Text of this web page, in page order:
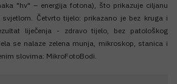
"hν" – energija fotona), što prikazuje ciljanu
Četvrto tijelo: prikazano je bez kruga i
liječenja - zdravo tijelo, bez patološkog
se nalaze zelena munja, mikroskop, stanica i
slovima: MikroFotoBodi.